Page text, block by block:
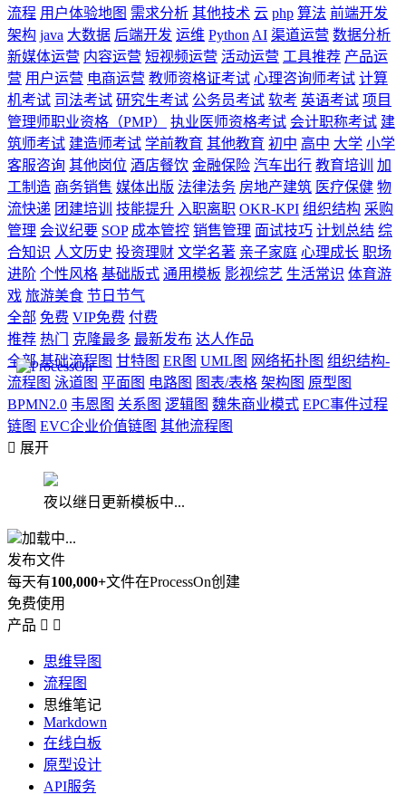
流程 用户体验地图 需求分析 其他技术 云 php 算法 前端开发
架构 java 大数据 后端开发 运维 Python AI 渠道运营 数据分析
新媒体运营 内容运营 短视频运营 活动运营 工具推荐 产品运
营 用户运营 电商运营 教师资格证考试 心理咨询师考试 计算
机考试 司法考试 研究生考试 公务员考试 软考 英语考试 项目
管理师职业资格（PMP）
执业医师资格考试 会计职称考试 建
筑师考试 建造师考试 学前教育 其他教育 初中 高中 大学 小学
客服咨询 其他岗位 酒店餐饮 金融保险 汽车出行 教育培训
加
工制造 商务销售 媒体出版 法律法务 房地产建筑 医疗保健 物
流快递 团建培训 技能提升 入职离职 OKR-KPI 组织结构 采购
管理 会议纪要 SOP 成本管控 销售管理 面试技巧 计划总结 综
合知识 人文历史 投资理财 文学名著 亲子家庭 心理成长 职场
进阶 个性风格 基础版式 通用模板 影视综艺 生活常识 体育游
戏 旅游美食 节日节气
全部 免费 VIP免费 付费
推荐 热门 克隆最多 最新发布 达人作品
全部 基础流程图 甘特图 ER图 UML图 网络拓扑图 组织结构-
流程图 泳道图 平面图 电路图 图表/表格 架构图 原型图
BPMN2.0 韦恩图 关系图 逻辑图 魏朱商业模式 EPC事件过程
链图 EVC企业价值链图 其他流程图
 展开
夜以继日更新模板中...
加载中...
发布文件
每天有100,000+文件在ProcessOn创建
免费使用
产品  
思维导图
流程图
思维笔记
Markdown
在线白板
原型设计
API服务